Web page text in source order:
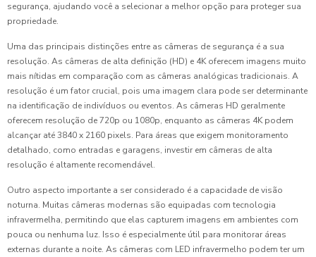
segurança, ajudando você a selecionar a melhor opção para proteger sua
propriedade.
Uma das principais distinções entre as câmeras de segurança é a sua
resolução. As câmeras de alta definição (HD) e 4K oferecem imagens muito
mais nítidas em comparação com as câmeras analógicas tradicionais. A
resolução é um fator crucial, pois uma imagem clara pode ser determinante
na identificação de indivíduos ou eventos. As câmeras HD geralmente
oferecem resolução de 720p ou 1080p, enquanto as câmeras 4K podem
alcançar até 3840 x 2160 pixels. Para áreas que exigem monitoramento
detalhado, como entradas e garagens, investir em câmeras de alta
resolução é altamente recomendável.
Outro aspecto importante a ser considerado é a capacidade de visão
noturna. Muitas câmeras modernas são equipadas com tecnologia
infravermelha, permitindo que elas capturem imagens em ambientes com
pouca ou nenhuma luz. Isso é especialmente útil para monitorar áreas
externas durante a noite. As câmeras com LED infravermelho podem ter um